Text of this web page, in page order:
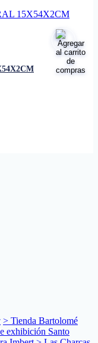
> Tienda Bartolomé
exhibición Santo